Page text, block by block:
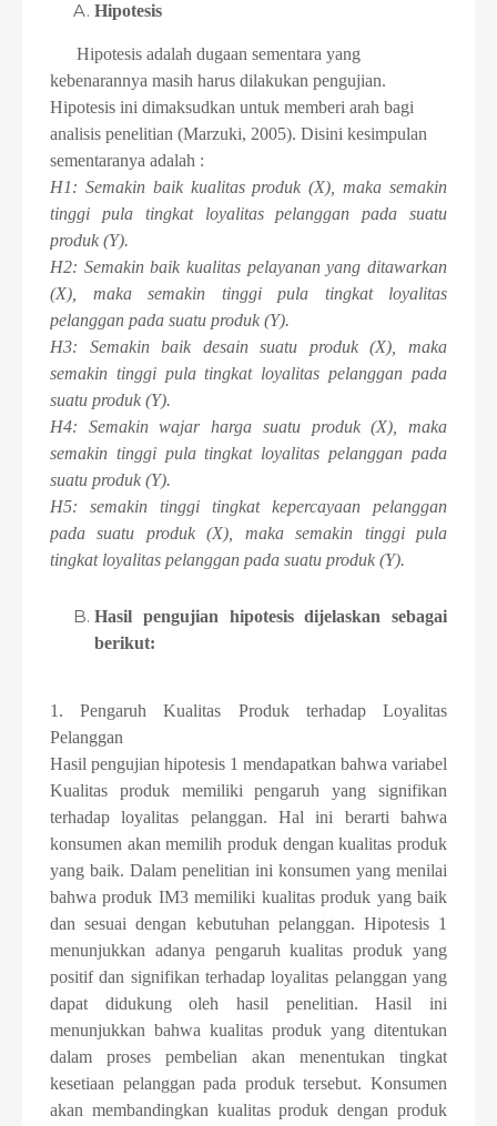
Hipotesis
Hipotesis adalah dugaan sementara yang
kebenarannya masih harus dilakukan pengujian.
Hipotesis ini dimaksudkan untuk memberi arah bagi
analisis penelitian (Marzuki, 2005). Disini kesimpulan
sementaranya adalah :
H1: Semakin baik kualitas produk (X), maka semakin
tinggi pula tingkat loyalitas pelanggan pada suatu
produk (Y).
H2: Semakin baik kualitas pelayanan yang ditawarkan
(X), maka semakin tinggi pula tingkat loyalitas
pelanggan pada suatu produk (Y).
H3: Semakin baik desain suatu produk (X), maka
semakin tinggi pula tingkat loyalitas pelanggan pada
suatu produk (Y).
H4: Semakin wajar harga suatu produk (X), maka
semakin tinggi pula tingkat loyalitas pelanggan pada
suatu produk (Y).
H5: semakin tinggi tingkat kepercayaan pelanggan
pada suatu produk (X), maka semakin tinggi pula
tingkat loyalitas pelanggan pada suatu produk (Y).
Hasil pengujian hipotesis dijelaskan sebagai
berikut:
1. Pengaruh Kualitas Produk terhadap Loyalitas
Pelanggan
Hasil pengujian hipotesis 1 mendapatkan bahwa variabel
Kualitas produk memiliki pengaruh yang signifikan
terhadap loyalitas pelanggan. Hal ini berarti bahwa
konsumen akan memilih produk dengan kualitas produk
yang baik. Dalam penelitian ini konsumen yang menilai
bahwa produk IM3 memiliki kualitas produk yang baik
dan sesuai dengan kebutuhan pelanggan. Hipotesis 1
menunjukkan adanya pengaruh kualitas produk yang
positif dan signifikan terhadap loyalitas pelanggan yang
dapat didukung oleh hasil penelitian. Hasil ini
menunjukkan bahwa kualitas produk yang ditentukan
dalam proses pembelian akan menentukan tingkat
kesetiaan pelanggan pada produk tersebut. Konsumen
akan membandingkan kualitas produk dengan produk